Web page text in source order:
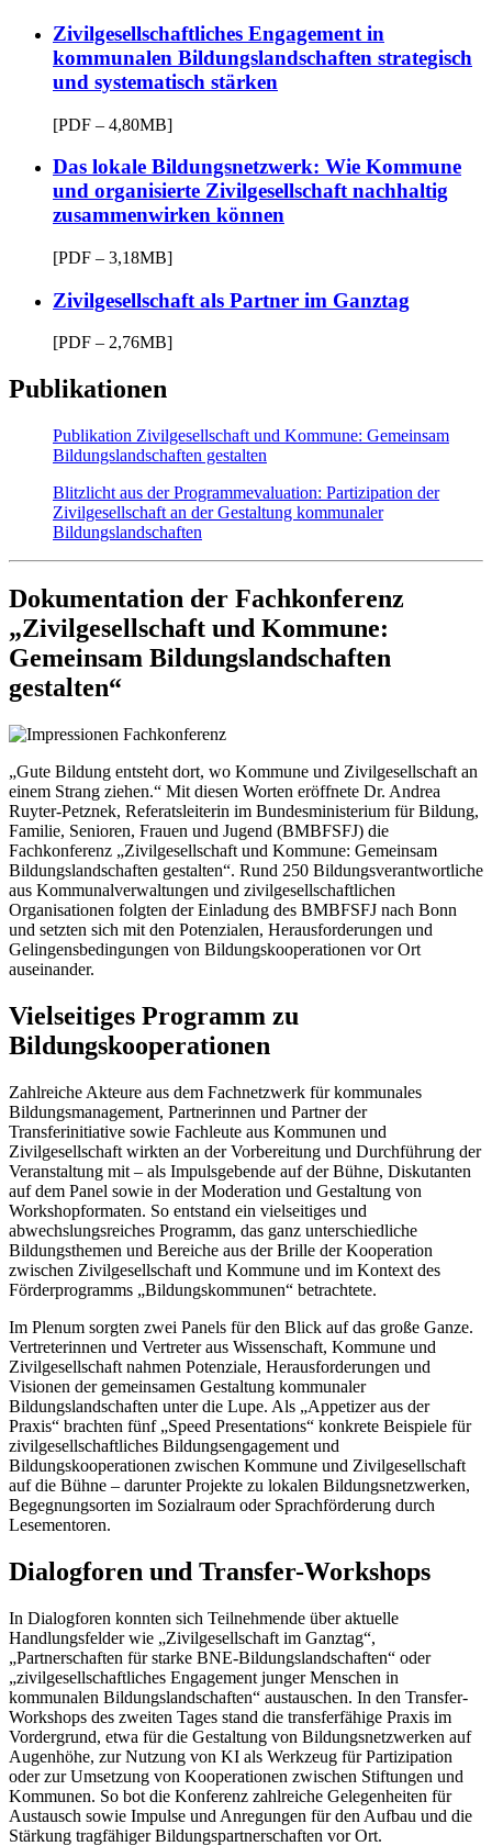
Zivilgesellschaftliches Engagement in
kommunalen Bildungslandschaften strategisch
und systematisch stärken
[PDF – 4,80MB]
Das lokale Bildungsnetzwerk: Wie Kommune
und organisierte Zivilgesellschaft nachhaltig
zusammenwirken können
[PDF – 3,18MB]
Zivilgesellschaft als Partner im Ganztag
[PDF – 2,76MB]
Publikationen
Publikation Zivilgesellschaft und Kommune: Gemeinsam
Bildungslandschaften gestalten
Blitzlicht aus der Programmevaluation: Partizipation der
Zivilgesellschaft an der Gestaltung kommunaler
Bildungslandschaften
Dokumentation der Fachkonferenz
„Zivilgesellschaft und Kommune:
Gemeinsam Bildungslandschaften
gestalten“
„Gute Bildung entsteht dort, wo Kommune und Zivilgesellschaft an
einem Strang ziehen.“ Mit diesen Worten eröffnete Dr. Andrea
Ruyter-Petznek, Referatsleiterin im Bundesministerium für Bildung,
Familie, Senioren, Frauen und Jugend (BMBFSFJ) die
Fachkonferenz „Zivilgesellschaft und Kommune: Gemeinsam
Bildungslandschaften gestalten“. Rund 250 Bildungsverantwortliche
aus Kommunalverwaltungen und zivilgesellschaftlichen
Organisationen folgten der Einladung des BMBFSFJ nach Bonn
und setzten sich mit den Potenzialen, Herausforderungen und
Gelingensbedingungen von Bildungskooperationen vor Ort
auseinander.
Vielseitiges Programm zu
Bildungskooperationen
Zahlreiche Akteure aus dem Fachnetzwerk für kommunales
Bildungsmanagement, Partnerinnen und Partner der
Transferinitiative sowie Fachleute aus Kommunen und
Zivilgesellschaft wirkten an der Vorbereitung und Durchführung der
Veranstaltung mit – als Impulsgebende auf der Bühne, Diskutanten
auf dem Panel sowie in der Moderation und Gestaltung von
Workshopformaten. So entstand ein vielseitiges und
abwechslungsreiches Programm, das ganz unterschiedliche
Bildungsthemen und Bereiche aus der Brille der Kooperation
zwischen Zivilgesellschaft und Kommune und im Kontext des
Förderprogramms „Bildungskommunen“ betrachtete.
Im Plenum sorgten zwei Panels für den Blick auf das große Ganze.
Vertreterinnen und Vertreter aus Wissenschaft, Kommune und
Zivilgesellschaft nahmen Potenziale, Herausforderungen und
Visionen der gemeinsamen Gestaltung kommunaler
Bildungslandschaften unter die Lupe. Als „Appetizeraus der
Praxis“ brachten fünf „Speed Presentations“ konkrete Beispiele für
zivilgesellschaftliches Bildungsengagement und
Bildungskooperationen zwischen Kommune und Zivilgesellschaft
auf die Bühne – darunter Projekte zu lokalen Bildungsnetzwerken,
Begegnungsorten im Sozialraum oder Sprachförderung durch
Lesementoren.
Dialogforen und Transfer-Workshops
In Dialogforen konnten sich Teilnehmende über aktuelle
Handlungsfelder wie „Zivilgesellschaft im Ganztag“,
„Partnerschaften für starke BNE-Bildungslandschaften“ oder
„zivilgesellschaftliches Engagement junger Menschen in
kommunalen Bildungslandschaften“ austauschen. In den Transfer-
Workshops des zweiten Tages stand die transferfähige Praxis im
Vordergrund, etwa für die Gestaltung von Bildungsnetzwerken auf
Augenhöhe, zur Nutzung von KI als Werkzeug für Partizipation
oder zur Umsetzung von Kooperationen zwischen Stiftungen und
Kommunen. So bot die Konferenz zahlreiche Gelegenheiten für
Austausch sowie Impulse und Anregungen für den Aufbau und die
Stärkung tragfähiger Bildungspartnerschaften vor Ort.